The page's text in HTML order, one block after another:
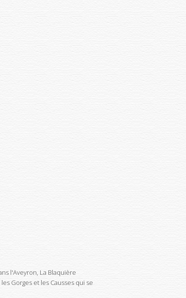
l'Aveyron, La Blaquière
Gorges et les Causses qui se